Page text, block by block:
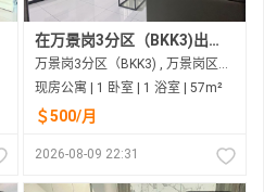
在万景岗3分区（BKK3)出租的现房公寓
万景岗3分区（BKK3) , 万景岗区（BKK) , 金边市
现房公寓 | 1 卧室 | 1 浴室 | 57m²
＄500/月
2026-08-09 22:31